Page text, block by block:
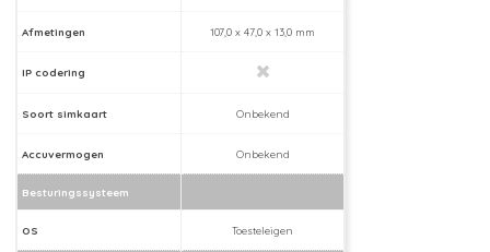
Afmetingen 107,0 x 47,0 x 13,0 mm
IP codering
Soort simkaart Onbekend
Accuvermogen Onbekend
Besturingssysteem
OS Toesteleigen